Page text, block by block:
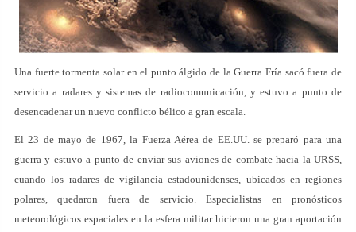
Una fuerte tormenta solar en el punto álgido de la Guerra Fría sacó fuera de
servicio a radares y sistemas de radiocomunicación, y estuvo a punto de
desencadenar un nuevo conflicto bélico a gran escala.
El 23 de mayo de 1967, la Fuerza Aérea de EE.UU. se preparó para una
guerra y estuvo a punto de enviar sus aviones de combate hacia la URSS,
cuando los radares de vigilancia estadounidenses, ubicados en regiones
polares, quedaron fuera de servicio. Especialistas en pronósticos
meteorológicos espaciales en la esfera militar hicieron una gran aportación